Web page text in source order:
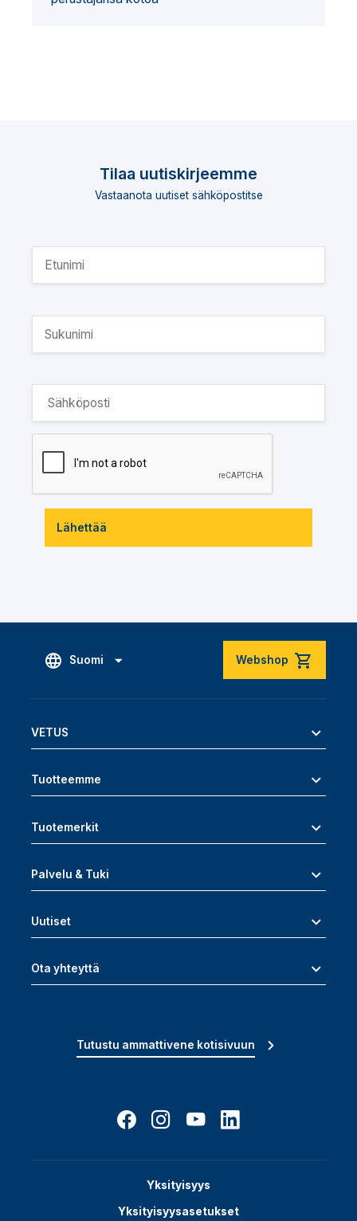
Tilaa uutiskirjeemme
Vastaanota uutiset sähköpostitse
Lähettää
Suomi Webshop
VETUS
Tuotteemme
Tuotemerkit
Palvelu & Tuki
Uutiset
Ota yhteyttä
Tutustu ammattivene kotisivuun
Yksityisyys
Yksityisyysasetukset